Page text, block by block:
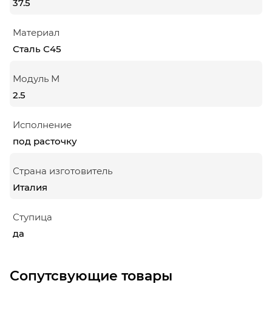
37.5
Материал
Сталь С45
Модуль М
2.5
Исполнение
под расточку
Страна изготовитель
Италия
Ступица
да
Сопутсвующие товары